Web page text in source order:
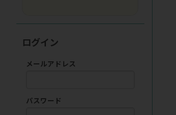
ログイン
メールアドレス
パスワード